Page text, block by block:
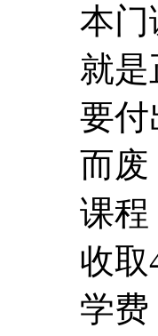
本门
就
要付
而废
课程
收取
学